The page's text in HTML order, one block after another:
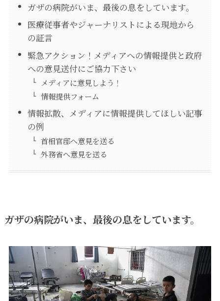
ガザの病院がいま、最後の息をしています。
医療従事者やジャーナリストによる現地から
の証言
緊急アクション！メディアへの情報提供と政府
への意見送付にご協力下さい
メディアに意見しよう！
情報提供フォーム
情報拡散、メディアに情報提供してほしい記事
の例
首相官邸へ意見を送る
外務省へ意見を送る
ガザの病院がいま、最後の息をしています。